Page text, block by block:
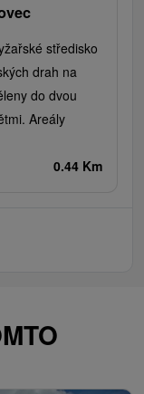
středisko
drah na
do dvou
Areály
0.44 Km